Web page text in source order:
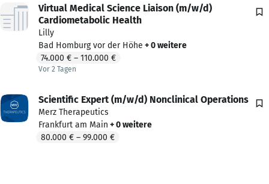
Ich freue mich auf Ihre Bewerbung!
Virtual Medical Science Liaison (m/w/d)
Cardiometabolic Health
Lilly
Bad Homburg vor der Höhe + 0 weitere
74.000 € – 110.000 €
Vor 2 Tagen
Vor 2 Tagen veröffentlicht
Scientific Expert (m/w/d) Nonclinical Operations
Merz Therapeutics
Frankfurt am Main + 0 weitere
80.000 € – 99.000 €